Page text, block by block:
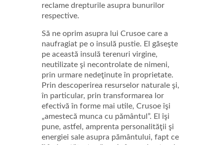
reclame drepturile asupra bunurilor
respective.
Să ne oprim asupra lui Crusoe care a
naufragiat pe o insulă pustie. El găseşte
pe această insulă terenuri virgine,
neutilizate şi necontrolate de nimeni,
prin urmare nedeţinute în proprietate.
Prin descoperirea resurselor naturale şi,
în particular, prin transformarea lor
efectivă în forme mai utile, Crusoe îşi
„amestecă munca cu pământul”. El îşi
pune, astfel, amprenta personalităţii şi
energiei sale asupra pământului, fapt ce